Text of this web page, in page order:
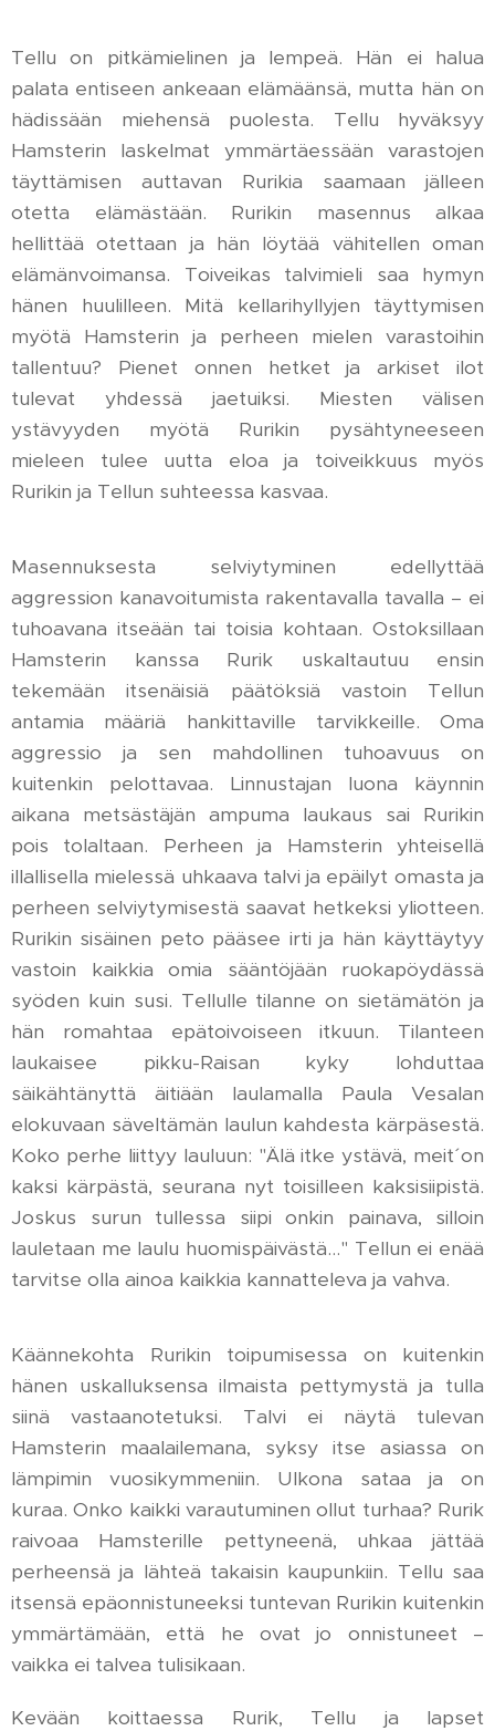
Tellu on pitkämielinen ja lempeä. Hän ei halua
palata entiseen ankeaan elämäänsä, mutta hän on
hädissään miehensä puolesta. Tellu hyväksyy
Hamsterin laskelmat ymmärtäessään varastojen
täyttämisen auttavan Rurikia saamaan jälleen
otetta elämästään. Rurikin masennus alkaa
hellittää otettaan ja hän löytää vähitellen oman
elämänvoimansa. Toiveikas talvimieli saa hymyn
hänen huulilleen. Mitä kellarihyllyjen täyttymisen
myötä Hamsterin ja perheen mielen varastoihin
tallentuu? Pienet onnen hetket ja arkiset ilot
tulevat yhdessä jaetuiksi. Miesten välisen
ystävyyden myötä Rurikin pysähtyneeseen
mieleen tulee uutta eloa ja toiveikkuus myös
Rurikin ja Tellun suhteessa kasvaa.
Masennuksesta selviytyminen edellyttää
aggression kanavoitumista rakentavalla tavalla – ei
tuhoavana itseään tai toisia kohtaan. Ostoksillaan
Hamsterin kanssa Rurik uskaltautuu ensin
tekemään itsenäisiä päätöksiä vastoin Tellun
antamia määriä hankittaville tarvikkeille. Oma
aggressio ja sen mahdollinen tuhoavuus on
kuitenkin pelottavaa. Linnustajan luona käynnin
aikana metsästäjän ampuma laukaus sai Rurikin
pois tolaltaan. Perheen ja Hamsterin yhteisellä
illallisella mielessä uhkaava talvi ja epäilyt omasta ja
perheen selviytymisestä saavat hetkeksi yliotteen.
Rurikin sisäinen peto pääsee irti ja hän käyttäytyy
vastoin kaikkia omia sääntöjään ruokapöydässä
syöden kuin susi. Tellulle tilanne on sietämätön ja
hän romahtaa epätoivoiseen itkuun. Tilanteen
laukaisee pikku-Raisan kyky lohduttaa
säikähtänyttä äitiään laulamalla Paula Vesalan
elokuvaan säveltämän laulun kahdesta kärpäsestä.
Koko perhe liittyy lauluun: "Älä itke ystävä, meit´ on
kaksi kärpästä, seurana nyt toisilleen kaksisiipistä.
Joskus surun tullessa siipi onkin painava, silloin
lauletaan me laulu huomispäivästä…" Tellun ei enää
tarvitse olla ainoa kaikkia kannatteleva ja vahva.
Käännekohta Rurikin toipumisessa on kuitenkin
hänen uskalluksensa ilmaista pettymystä ja tulla
siinä vastaanotetuksi. Talvi ei näytä tulevan
Hamsterin maalailemana, syksy itse asiassa on
lämpimin vuosikymmeniin. Ulkona sataa ja on
kuraa. Onko kaikki varautuminen ollut turhaa? Rurik
raivoaa Hamsterille pettyneenä, uhkaa jättää
perheensä ja lähteä takaisin kaupunkiin. Tellu saa
itsensä epäonnistuneeksi tuntevan Rurikin kuitenkin
ymmärtämään, että he ovat jo onnistuneet –
vaikka ei talvea tulisikaan.
Kevään koittaessa Rurik, Tellu ja lapset